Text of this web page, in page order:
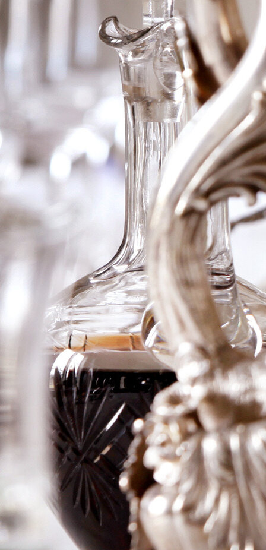
2013 Amarone
della
Valpolicella
Selezione della
Famiglia
Logga in för att se priset
Art.nr: 20787-01
Information
Producent Tinazzi
Årgång 2013
Land Italien
Område Veneto